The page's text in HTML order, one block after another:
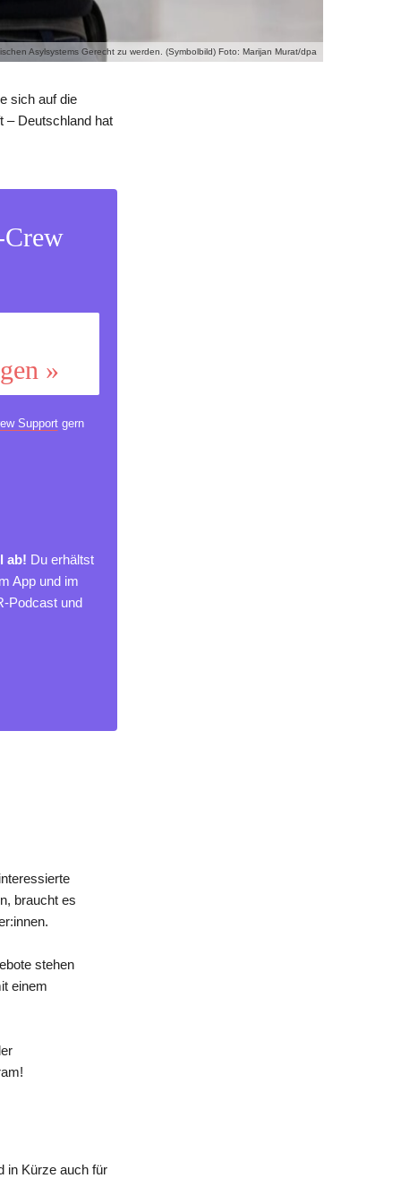
Asylsystems Gerecht zu werden. (Symbolbild) Foto: Marijan Murat/dpa
sich auf die
– Deutschland hat
»
Supportgern
ab! Du erhältst
App und im
Podcast und
braucht es
stehen
einem
in Kürze auch für